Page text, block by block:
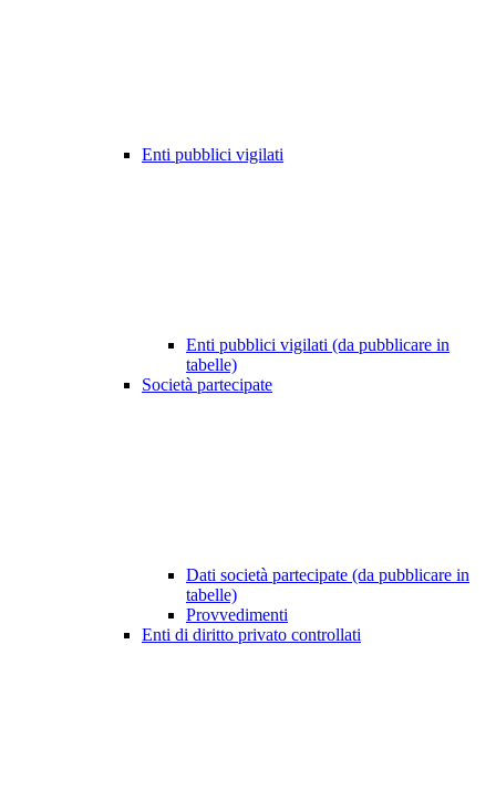
Enti pubblici vigilati
Enti pubblici vigilati (da pubblicare in
tabelle)
Società partecipate
Dati società partecipate (da pubblicare in
tabelle)
Provvedimenti
Enti di diritto privato controllati